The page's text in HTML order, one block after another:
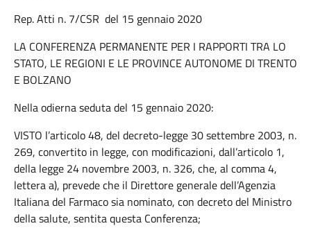
Rep. Atti n. 7/CSR del 15 gennaio 2020
LA CONFERENZA PERMANENTE PER I RAPPORTI TRA LO
STATO, LE REGIONI E LE PROVINCE AUTONOME DI TRENTO
E BOLZANO
Nella odierna seduta del 15 gennaio 2020:
VISTO l’articolo 48, del decreto-legge 30 settembre 2003, n.
269, convertito in legge, con modificazioni, dall’articolo 1,
della legge 24 novembre 2003, n. 326, che, al comma 4,
lettera a), prevede che il Direttore generale dell’Agenzia
Italiana del Farmaco sia nominato, con decreto del Ministro
della salute, sentita questa Conferenza;